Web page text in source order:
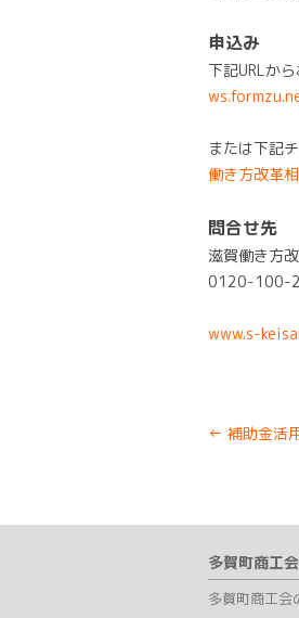
申込み
下記URLか
または下記
働き方改革
問合せ先
滋賀働き方
0120-100-
www.s-
Post
← 補助金活
多賀町商工
多賀町商工会